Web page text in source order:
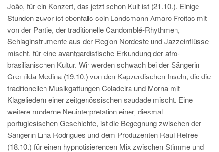
João, für ein Konzert, das jetzt schon Kult ist (21.10.). Einige
Stunden zuvor ist ebenfalls sein Landsmann Amaro Freitas mit
von der Partie, der traditionelle Candomblé-Rhythmen,
Schlaginstrumente aus der Region Nordeste und Jazzeinflüsse
mischt, für eine avantgardistische Erkundung der afro-
brasilianischen Kultur. Wir werden schwach bei der Sängerin
Cremilda Medina (19.10.) von den Kapverdischen Inseln, die die
traditionellen Musikgattungen Coladeira und Morna mit
Klageliedern einer zeitgenössischen saudade mischt. Eine
weitere moderne Neuinterpretation einer, diesmal
portugiesischen Geschichte, ist die Begegnung zwischen der
Sängerin Lina Rodrigues und dem Produzenten Raül Refree
(18.10.) für einen hypnotisierenden Mix zwischen Stimme und